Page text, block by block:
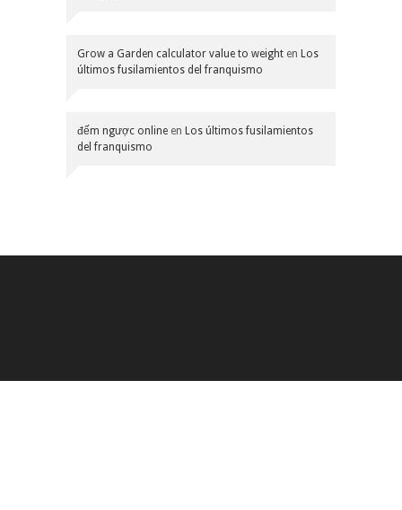
Grow a Garden calculator value to weight en Los
últimos fusilamientos del franquismo
đếm ngược online en Los últimos fusilamientos
del franquismo